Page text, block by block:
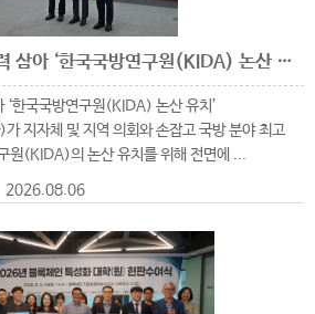
건양대, 글로컬대학 동력 삼아 ‘한국국방연구원(KIDA) 논산 유치’ 총력
‘한국국방연구원(KIDA) 논산 유치’
지자체 및 지역 의회와 손잡고 국방 분야 최고
원(KIDA)의 논산 유치를 위해 전면에 ...
2026.08.06